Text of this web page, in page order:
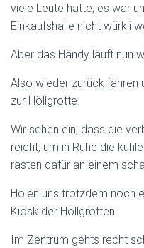
viele Leute hatte, es war
Einkaufshalle nicht würkli
Aber das Händy läuft nun
Also wieder zurück fahren
zur Höllgrotte.
Wir sehen ein, dass die
reicht, um in Ruhe die
rasten dafür an einem
Holen uns trotzdem noch
Kiosk der Höllgrotten.
Im Zentrum gehts recht